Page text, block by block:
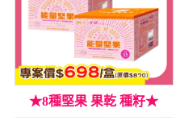
★8種堅果 果乾 種籽★